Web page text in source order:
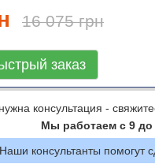
16 075 грн
заказ
консультация -
Мы работаем с 9
Наши консультанты помогут